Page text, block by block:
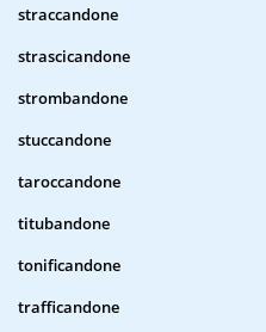
straccandone
strascicandone
strombandone
stuccandone
taroccandone
titubandone
tonificandone
trafficandone